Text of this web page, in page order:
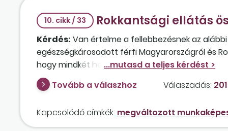
10. cikk / 33 Rokkantsági ellátás
Kérdés: Van értelme a fellebbezésnek az
egészségkárosodott férfi Magyarországról és
hogy mindkét helyen dolgozott. Az ellátás
arányos részt az ottani 9 év munkaviszony
leletei és egyéb iratai alapján, mert az állapota
nyugellátás összegét, és ezt állapították meg
korábban jogtalanul felvett ellátást vissza kell
Tovább a válaszhoz Válaszadás:
Kapcsolódó címkék: megváltozott